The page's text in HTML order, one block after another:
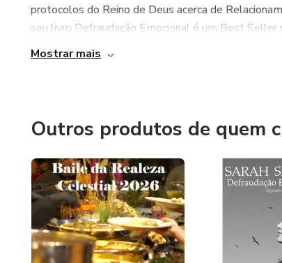
- Devido ao número
- Devido ao nosso
- Há estacionamento
- Além da pipoca da
Shopping.
protocolos do Reino de Deus acerca de
seu livro Defraudação Emocional é um Best Seller
Mostrar mais
Outros produtos de quem